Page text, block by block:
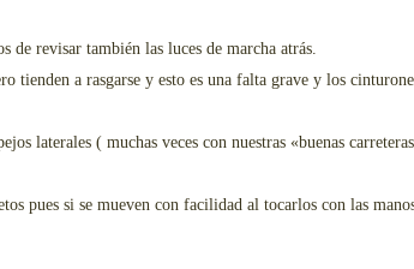
de revisar también las luces de marcha atrás.
a rasgarse y esto es una falta grave y los
laterales ( muchas veces con nuestras «buenas
pues si se mueven con facilidad al tocarlos con las